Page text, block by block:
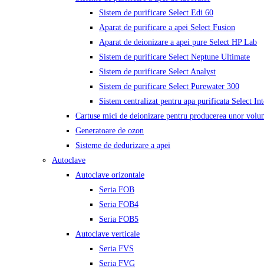
Sistem de purificare Select Edi 60
Aparat de purificare a apei Select Fusion
Aparat de deionizare a apei pure Select HP Lab
Sistem de purificare Select Neptune Ultimate
Sistem de purificare Select Analyst
Sistem de purificare Select Purewater 300
Sistem centralizat pentru apa purificata Select
Cartuse mici de deionizare pentru producerea unor
Generatoare de ozon
Sisteme de dedurizare a apei
Autoclave
Autoclave orizontale
Seria FOB
Seria FOB4
Seria FOB5
Autoclave verticale
Seria FVS
Seria FVG